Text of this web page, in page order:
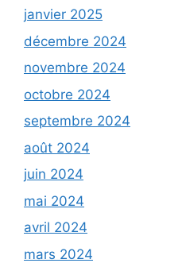
janvier 2025
décembre 2024
novembre 2024
octobre 2024
septembre 2024
août 2024
juin 2024
mai 2024
avril 2024
mars 2024